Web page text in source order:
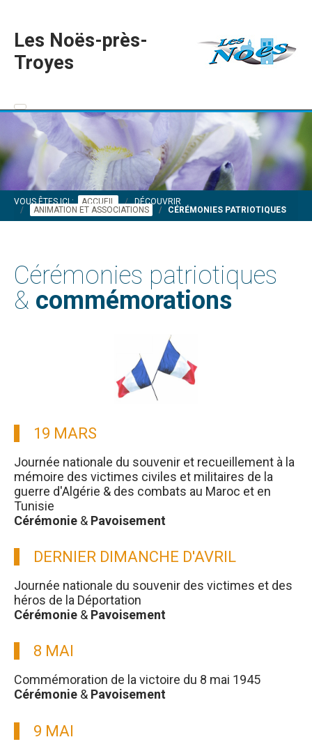
Les Noës-près-
Troyes
VOUS ÊTES ICI : ACCUEIL
DÉCOUVRIR
ANIMATION ET ASSOCIATIONS
CÉRÉMONIES PATRIOTIQUES
Cérémonies patriotiques
& commémorations
19 MARS
Journée nationale du souvenir et recueillement à la
mémoire des victimes civiles et militaires de la
guerre d'Algérie & des combats au Maroc et en
Tunisie
Cérémonie & Pavoisement
DERNIER DIMANCHE D'AVRIL
Journée nationale du souvenir des victimes et des
héros de la Déportation
Cérémonie & Pavoisement
8 MAI
Commémoration de la victoire du 8 mai 1945
Cérémonie & Pavoisement
9 MAI